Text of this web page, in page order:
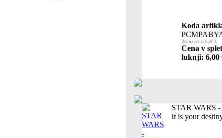
Koda
Redna cena: 6,00 €
Cena v
luknji: 6,00
STAR WARS -
It is your